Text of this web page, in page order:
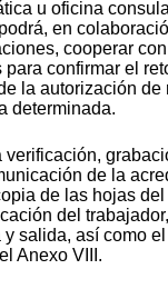
u oficina
en
cooperar
confirmar el
la autorización de
determinada.
verificación,
de la
de las hojas
del
salida, así como
Anexo VIII.